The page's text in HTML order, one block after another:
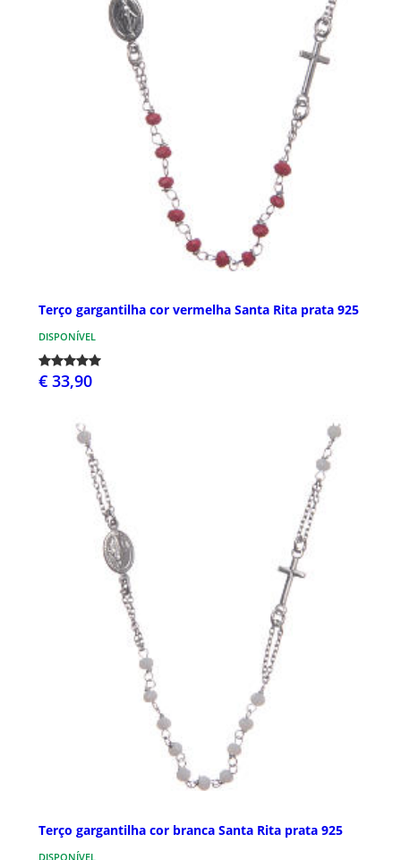
Terço gargantilha cor vermelha Santa Rita prata 925
DISPONÍVEL
€ 33,90
Terço gargantilha cor branca Santa Rita prata 925
DISPONÍVEL